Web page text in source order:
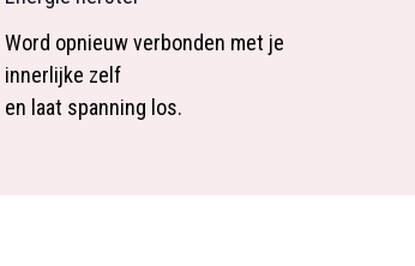
Word opnieuw verbonden met je
innerlijke zelf
en laat spanning los.